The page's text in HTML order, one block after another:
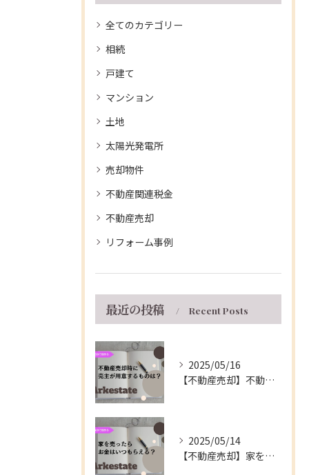
全てのカテゴリー
相続
戸建て
マンション
土地
太陽光発電所
売却物件
不動産関連税金
不動産売却
リフォーム事例
最近の投稿 Recent Posts
2025/05/16
【不動産売却】不動産の売買契約時に売主が用意するもの～伊丹市の不動産会社～
2025/05/14
【不動産売却】家を売ったらお金はいつもらえる？～伊丹市の不動産会社～